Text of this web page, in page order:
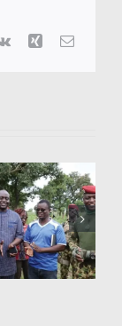
Vk Xing Email